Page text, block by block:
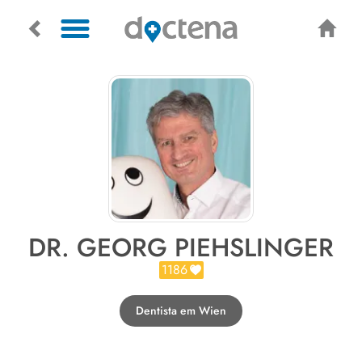
DR. GEORG PIEHSLINGER
1186
Dentista em Wien